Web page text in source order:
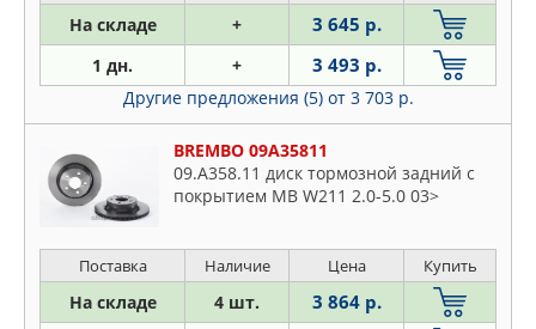
На складе + 3 645 р.
1 дн. + 3 493 р.
Другие предложения (5) от 3 703 р.
BREMBO 09A35811
09.A358.11 диск тормозной задний с
покрытием MB W211 2.0-5.0 03>
Поставка Наличие Цена Купить
На складе 4 шт. 3 864 р.